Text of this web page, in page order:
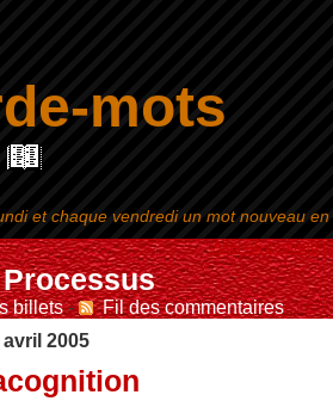
mots
Aller au contenu|
Processus
billets-
Fil des commentaires
2005
et chaque vendredi un mot nouveau